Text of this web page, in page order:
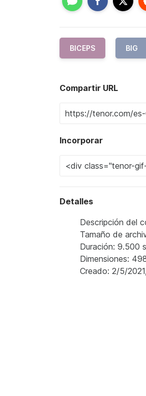
BICEPS BIG
Compartir URL
Incorporar
Detalles
Descripción del
Tamaño de
Duración: 9.500
Dimensiones:
Creado: 2/5/